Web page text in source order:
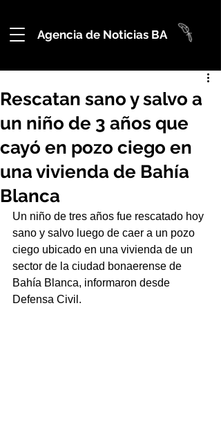
Agencia de Noticias BA
Rescatan sano y salvo a
un niño de 3 años que
cayó en pozo ciego en
una vivienda de Bahía
Blanca
Un niño de tres años fue rescatado hoy
sano y salvo luego de caer a un pozo
ciego ubicado en una vivienda de un
sector de la ciudad bonaerense de
Bahía Blanca, informaron desde
Defensa Civil.